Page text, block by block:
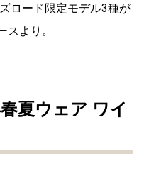
ロード限定モデル3種が
より。
夏ウェア ワイ